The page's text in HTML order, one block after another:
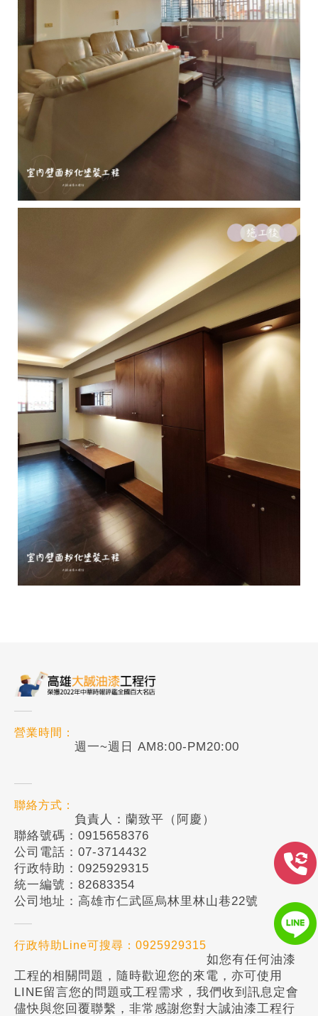
營業時間：
週一~週日 AM8:00-PM20:00
聯絡方式：
負責人：蘭致平（阿慶）
聯絡號碼：0915658376
公司電話：07-3714432
行政特助：0925929315
統一編號：82683354
公司地址：高雄市仁武區烏林里林山巷22號
行政特助Line可搜尋：0925929315
如您有任何油漆
工程的相關問題，隨時歡迎您的來電，亦可使用
LINE留言您的問題或工程需求，我們收到訊息定會
儘快與您回覆聯繫，非常感謝您對大誠油漆工程行